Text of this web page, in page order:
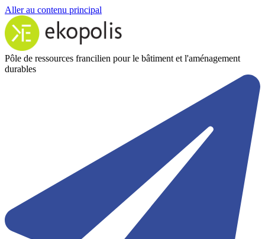
Aller au contenu principal
Pôle de ressources francilien pour le bâtiment et l'aménagement
durables